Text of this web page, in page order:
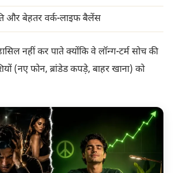
और बेहतर वर्क-लाइफ बैलेंस
नहीं कर पाते क्योंकि वे लॉन्ग-टर्म सोच की
(नए फोन, ब्रांडेड कपड़े, बाहर खाना) को